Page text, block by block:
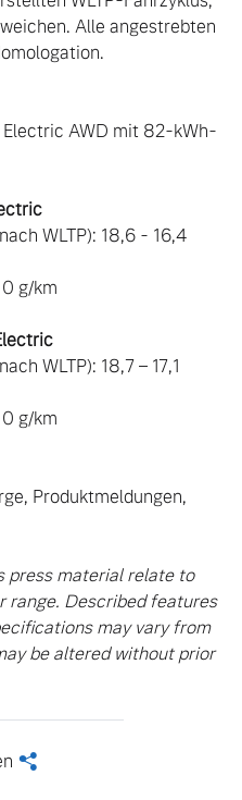
Alle angestrebten
Electric AWD mit 82-kWh-
WLTP): 18,6 - 16,4
g/km
WLTP): 18,7 – 17,1
g/km
Produktmeldungen,
press material relate to
range. Described features
may vary from
be altered without prior
<